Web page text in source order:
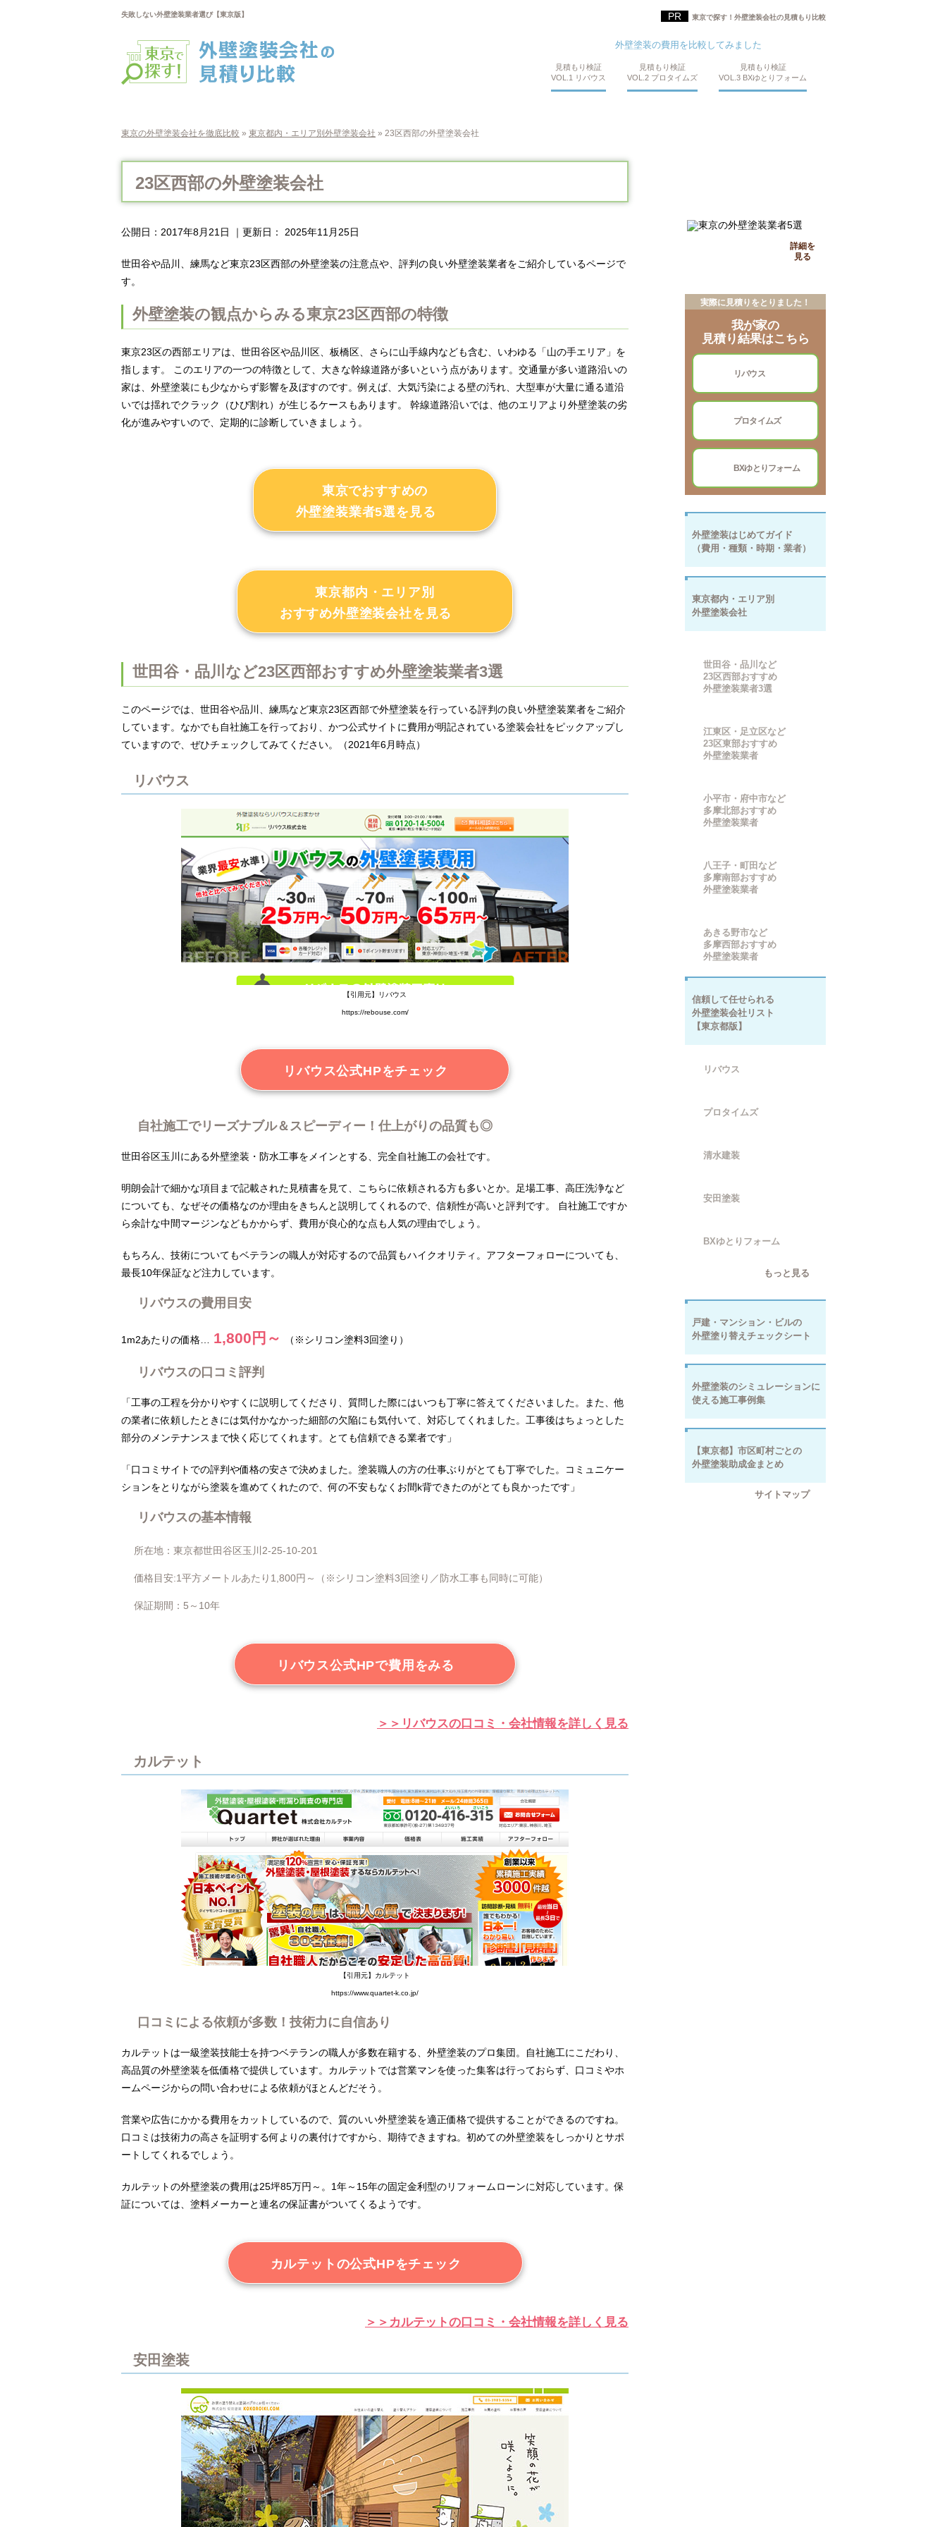
東京で探す！外壁塗装会社の見積もり比較
失敗しない外壁塗装業者選び【東京版】
外壁塗装の費用を比較してみました
見積もり検証
VOL.1 リバウス
見積もり検証
VOL.2 プロタイムズ
見積もり検証
VOL.3 BXゆとりフォーム
東京の外壁塗装会社を徹底比較 » 東京都内・エリア別外壁塗装会社 » 23区西部の外壁塗装会社
23区西部の外壁塗装会社
公開日： 2017年8月21日 ｜更新日： 2025年11月25日
世田谷や品川、練馬など東京23区西部の外壁塗装の注意点や、評判の良い外壁塗装業者をご紹介しているページで
す。
外壁塗装の観点からみる東京23区西部の特徴
東京23区の西部エリアは、世田谷区や品川区、板橋区、さらに山手線内なども含む、いわゆる「山の手エリア」を
指します。 このエリアの一つの特徴として、大きな幹線道路が多いという点があります。交通量が多い道路沿いの
家は、外壁塗装にも少なからず影響を及ぼすのです。例えば、大気汚染による壁の汚れ、大型車が大量に通る道沿
いでは揺れでクラック（ひび割れ）が生じるケースもあります。 幹線道路沿いでは、他のエリアより外壁塗装の劣
化が進みやすいので、定期的に診断していきましょう。
東京でおすすめの
外壁塗装業者5選を見る
東京都内・エリア別
おすすめ外壁塗装会社を見る
世田谷・品川など23区西部おすすめ外壁塗装業者3選
このページでは、世田谷や品川、練馬など東京23区西部で外壁塗装を行っている評判の良い外壁塗装業者をご紹介
しています。なかでも自社施工を行っており、かつ公式サイトに費用が明記されている塗装会社をピックアップし
ていますので、ぜひチェックしてみてください。（2021年6月時点）
リバウス
【引用元】リバウス
https://rebouse.com/
リバウス公式HPをチェック
自社施工でリーズナブル＆スピーディー！仕上がりの品質も◎
世田谷区玉川にある外壁塗装・防水工事をメインとする、完全自社施工の会社です。
明朗会計で細かな項目まで記載された見積書を見て、こちらに依頼される方も多いとか。足場工事、高圧洗浄など
についても、なぜその価格なのか理由をきちんと説明してくれるので、信頼性が高いと評判です。 自社施工ですか
ら余計な中間マージンなどもかからず、費用が良心的な点も人気の理由でしょう。
もちろん、技術についてもベテランの職人が対応するので品質もハイクオリティ。アフターフォローについても、
最長10年保証など注力しています。
リバウスの費用目安
1m2あたりの価格… 1,800円～ （※シリコン塗料3回塗り）
リバウスの口コミ評判
「工事の工程を分かりやすくに説明してくださり、質問した際にはいつも丁寧に答えてくださいました。また、他
の業者に依頼したときには気付かなかった細部の欠陥にも気付いて、対応してくれました。工事後はちょっとした
部分のメンテナンスまで快く応じてくれます。とても信頼できる業者です」
「口コミサイトでの評判や価格の安さで決めました。塗装職人の方の仕事ぶりがとても丁寧でした。コミュニケー
ションをとりながら塗装を進めてくれたので、何の不安もなくお間k背できたのがとても良かったです」
リバウスの基本情報
所在地：東京都世田谷区玉川2-25-10-201
価格目安:1平方メートルあたり1,800円～（※シリコン塗料3回塗り／防水工事も同時に可能）
保証期間：5～10年
リバウス公式HPで費用をみる
＞＞リバウスの口コミ・会社情報を詳しく見る
カルテット
【引用元】カルテット
https://www.quartet-k.co.jp/
口コミによる依頼が多数！技術力に自信あり
カルテットは一級塗装技能士を持つベテランの職人が多数在籍する、外壁塗装のプロ集団。自社施工にこだわり、
高品質の外壁塗装を低価格で提供しています。カルテットでは営業マンを使った集客は行っておらず、口コミやホ
ームページからの問い合わせによる依頼がほとんどだそう。
営業や広告にかかる費用をカットしているので、質のいい外壁塗装を適正価格で提供することができるのですね。
口コミは技術力の高さを証明する何よりの裏付けですから、期待できますね。初めての外壁塗装をしっかりとサポ
ートしてくれるでしょう。
カルテットの外壁塗装の費用は25坪85万円～。1年～15年の固定金利型のリフォームローンに対応しています。保
証については、塗料メーカーと連名の保証書がついてくるようです。
カルテットの公式HPをチェック
＞＞カルテットの口コミ・会社情報を詳しく見る
安田塗装
詳細を
見る
実際に見積りをとりました！
我が家の
見積り結果はこちら
リバウス
プロタイムズ
BXゆとりフォーム
外壁塗装はじめてガイド
（費用・種類・時期・業者）
東京都内・エリア別
外壁塗装会社
世田谷・品川など
23区西部おすすめ
外壁塗装業者3選
江東区・足立区など
23区東部おすすめ
外壁塗装業者
小平市・府中市など
多摩北部おすすめ
外壁塗装業者
八王子・町田など
多摩南部おすすめ
外壁塗装業者
あきる野市など
多摩西部おすすめ
外壁塗装業者
信頼して任せられる
外壁塗装会社リスト
【東京都版】
リバウス
プロタイムズ
清水建装
安田塗装
BXゆとりフォーム
もっと見る
戸建・マンション・ビルの
外壁塗り替えチェックシート
外壁塗装のシミュレーションに
使える施工事例集
【東京都】市区町村ごとの
外壁塗装助成金まとめ
サイトマップ